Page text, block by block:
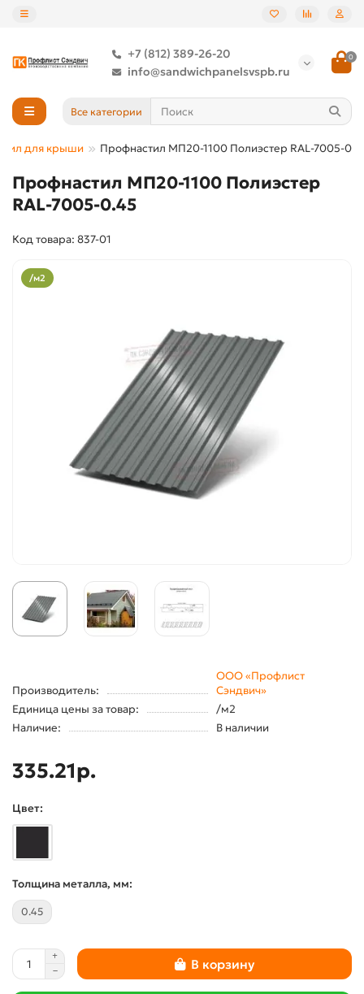
+7 (812) 389-26-20
info@sandwichpanelsvspb.ru
0
Все категории
для крыши Профнастил МП20-1100 Полиэстер RAL-7005-
Профнастил МП20-1100 Полиэстер
RAL-7005-0.45
Код товара: 837-01
/м2
Производитель:
ООО «Профлист
Сэндвич»
Единица цены за товар:
/м2
Наличие:
В наличии
335.21р.
Цвет:
Толщина металла, мм:
0.45
В корзину